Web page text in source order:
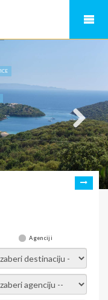
Agenciji
destinaciju -
agenciju -